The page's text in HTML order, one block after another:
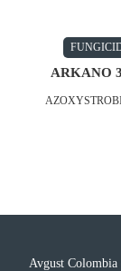
ARKANO
Avgust Colombia